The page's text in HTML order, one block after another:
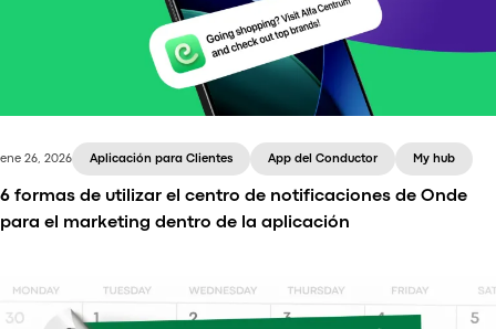
ene 26, 2026 Aplicación para Clientes App del Conductor My hub
6 formas de utilizar el centro de notificaciones de Onde
para el marketing dentro de la aplicación